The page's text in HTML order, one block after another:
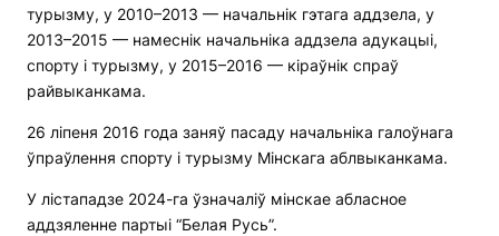
турызму, у 2010–2013 — начальнік гэтага аддзела, у
2013–2015 — намеснік начальніка аддзела адукацыі,
спорту і турызму, у 2015–2016 — кіраўнік спраў
райвыканкама.
26 ліпеня 2016 года заняў пасаду начальніка галоўнага
ўпраўлення спорту і турызму Мінскага аблвыканкама.
У лістападзе 2024-га ўзначаліў мінскае абласное
аддзяленне партыі “Белая Русь”.